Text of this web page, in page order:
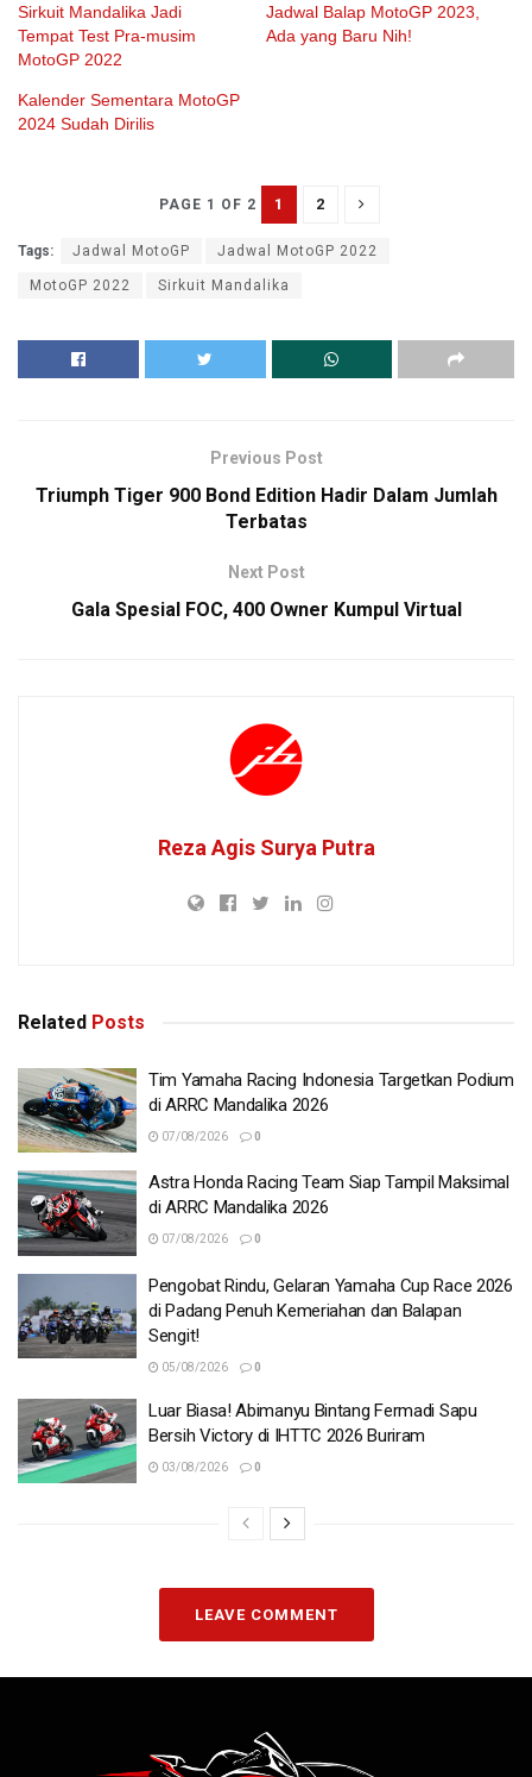
Sirkuit Mandalika Jadi
Tempat Test Pra-musim
MotoGP 2022
Jadwal Balap MotoGP 2023,
Ada yang Baru Nih!
Kalender Sementara MotoGP
2024 Sudah Dirilis
PAGE 1 OF 2 1 2
Tags: Jadwal MotoGP Jadwal MotoGP 2022
MotoGP 2022 Sirkuit Mandalika
Previous Post
Triumph Tiger 900 Bond Edition Hadir Dalam Jumlah
Terbatas
Next Post
Gala Spesial FOC, 400 Owner Kumpul Virtual
Reza Agis Surya Putra
Related Posts
Tim Yamaha Racing Indonesia Targetkan Podium
di ARRC Mandalika 2026
07/08/2026 0
Astra Honda Racing Team Siap Tampil Maksimal
di ARRC Mandalika 2026
07/08/2026 0
Pengobat Rindu, Gelaran Yamaha Cup Race 2026
di Padang Penuh Kemeriahan dan Balapan
Sengit!
05/08/2026 0
Luar Biasa! Abimanyu Bintang Fermadi Sapu
Bersih Victory di IHTTC 2026 Buriram
03/08/2026 0
LEAVE COMMENT